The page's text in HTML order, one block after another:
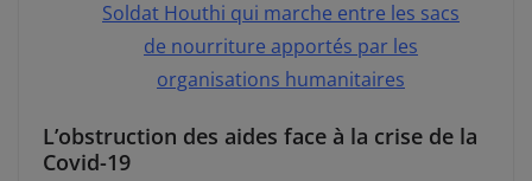
Soldat Houthi qui marche entre les sacs
de nourriture apportés par les
organisations humanitaires
L’obstruction des aides face à la crise de la
Covid-19